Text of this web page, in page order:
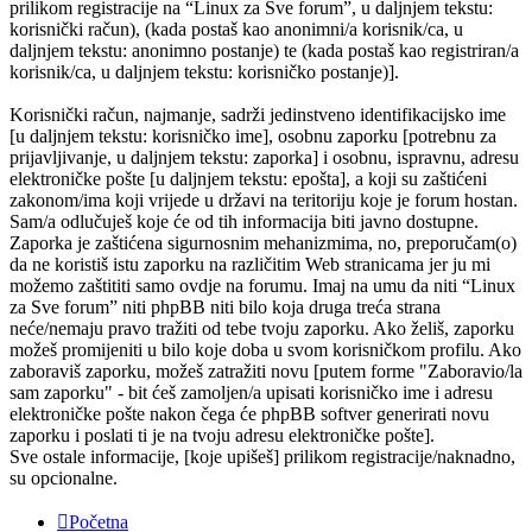
prilikom registracije na “Linux za Sve forum”, u daljnjem tekstu:
korisnički račun), (kada postaš kao anonimni/a korisnik/ca, u
daljnjem tekstu: anonimno postanje) te (kada postaš kao registriran/a
korisnik/ca, u daljnjem tekstu: korisničko postanje)].
Korisnički račun, najmanje, sadrži jedinstveno identifikacijsko ime
[u daljnjem tekstu: korisničko ime], osobnu zaporku [potrebnu za
prijavljivanje, u daljnjem tekstu: zaporka] i osobnu, ispravnu, adresu
elektroničke pošte [u daljnjem tekstu: epošta], a koji su zaštićeni
zakonom/ima koji vrijede u državi na teritoriju koje je forum hostan.
Sam/a odlučuješ koje će od tih informacija biti javno dostupne.
Zaporka je zaštićena sigurnosnim mehanizmima, no, preporučam(o)
da ne koristiš istu zaporku na različitim Web stranicama jer ju mi
možemo zaštititi samo ovdje na forumu. Imaj na umu da niti “Linux
za Sve forum” niti phpBB niti bilo koja druga treća strana
neće/nemaju pravo tražiti od tebe tvoju zaporku. Ako želiš, zaporku
možeš promijeniti u bilo koje doba u svom korisničkom profilu. Ako
zaboraviš zaporku, možeš zatražiti novu [putem forme "Zaboravio/la
sam zaporku" - bit ćeš zamoljen/a upisati korisničko ime i adresu
elektroničke pošte nakon čega će phpBB softver generirati novu
zaporku i poslati ti je na tvoju adresu elektroničke pošte].
Sve ostale informacije, [koje upišeš] prilikom registracije/naknadno,
su opcionalne.
Početna